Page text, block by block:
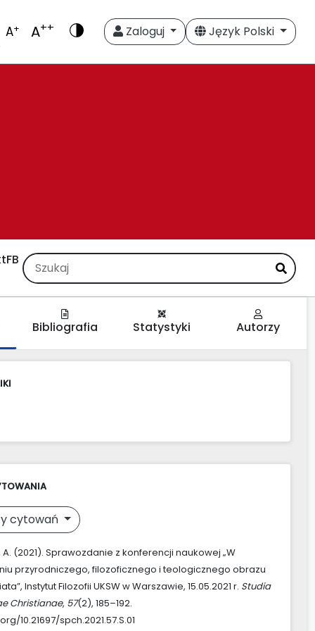
A+ A++ Zaloguj Język Polski
FB
Bibliografia Statystyki Autorzy
cytowań
A. (2021). Sprawozdanie z konferencji naukowej „W
przyrodniczego, filozoficznego i teologicznego obrazu
Instytut Filozofii UKSW w Warszawie, 15.05.2021 r. Studia
Christianae, 57(2), 185–192.
10.21697/spch.2021.57.S.01